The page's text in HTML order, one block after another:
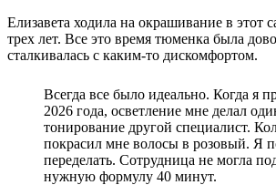
Елизавета ходила на окрашивание в этот
трех лет. Все это время тюменка была
сталкивалась с каким-то дискомфортом.
Всегда все было идеально. Когда я
2026 года, осветление мне делал
тонирование другой специалист.
покрасил мне волосы в розовый. Я
переделать. Сотрудница не могла
нужную формулу 40 минут.